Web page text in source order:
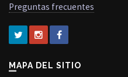
Preguntas frecuentes
MAPA DEL SITIO